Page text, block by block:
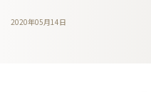
2020年05月14日